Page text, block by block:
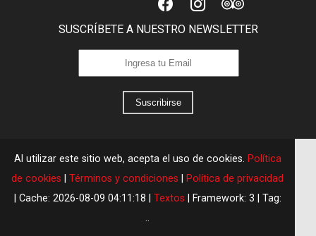
SUSCRÍBETE A NUESTRO NEWSLETTER
Suscribirse
Al utilizar este sitio web, acepta el uso de cookies. Política
de cookies
Términos y condiciones
Política de privacidad
Cache: 2026-08-09 04:11:18 | Textos Framework: 3 | Tag:
..